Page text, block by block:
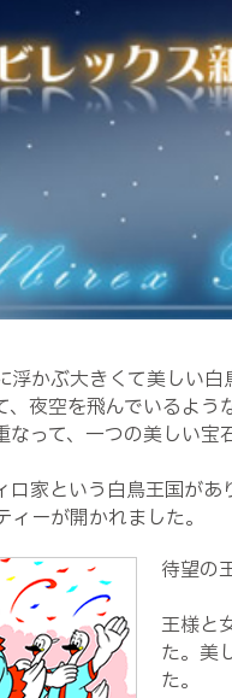
浮かぶ大きくて美しい
、夜空を飛んでいるよ
って、一つの美しい宝
ロ家という白鳥王国が
ーが開かれました。
待望の
王様と
た。美
た。